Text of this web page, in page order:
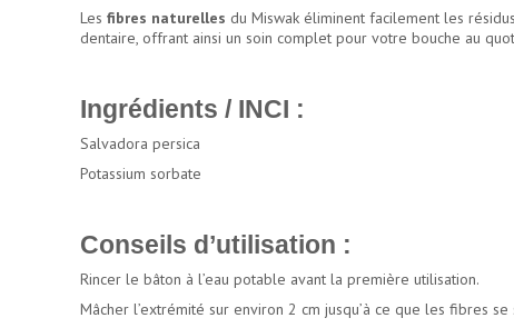
Les fibres naturelles du Miswak éliminent facilement les
dentaire, offrant ainsi un soin complet pour votre bouche au
Ingrédients / INCI :
Salvadora persica
Potassium sorbate
Conseils d’utilisation :
Rincer le bâton à l’eau potable avant la première utilisation.
Mâcher l’extrémité sur environ 2 cm jusqu’à ce que les fibres se